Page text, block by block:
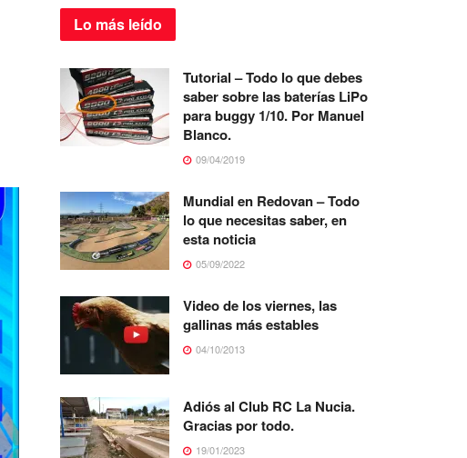
Lo más leído
Tutorial – Todo lo que debes
saber sobre las baterías LiPo
para buggy 1/10. Por Manuel
Blanco.
09/04/2019
Mundial en Redovan – Todo
lo que necesitas saber, en
esta noticia
05/09/2022
Video de los viernes, las
gallinas más estables
04/10/2013
Adiós al Club RC La Nucia.
Gracias por todo.
19/01/2023